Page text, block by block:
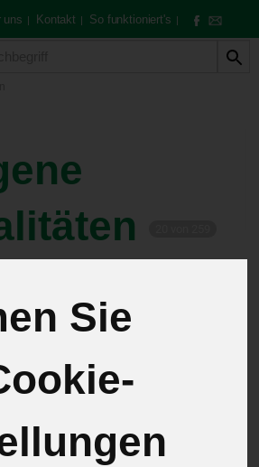
Sie
uns | Kontakt | So funktioniert's |
Allergene